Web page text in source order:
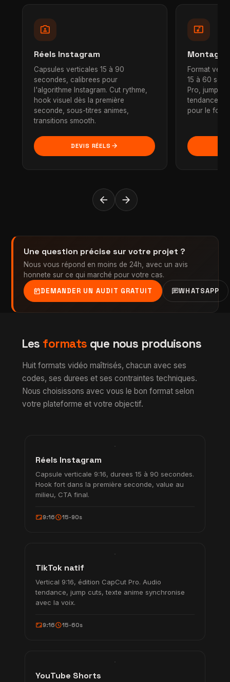
photo_camera_front
Réels Instagram
Capsules verticales 15 à 90
secondes, calibrees pour
l'algorithme Instagram. Cut rythme,
hook visuel dès la première
seconde, sous-titres animes,
transitions smooth.
DEVIS RÉELS arrow_forward
music_video
Montage
Format
15 à 60
Pro, jump
tendance,
pour le for
arrow_back arrow_forward
Une question précise sur votre projet ?
Nous vous répond en moins de 24h, avec un avis
honnete sur ce qui marché pour votre cas.
todayDEMANDER UN AUDIT GRATUIT chatWHATSAPP
Les formats que nous produisons
Huit formats vidéo maîtrisés, chacun avec ses
codes, ses durees et ses contraintes techniques.
Nous choisissons avec vous le bon format selon
votre plateforme et votre objectif.
Réels Instagram
Capsule verticale 9:16, durees 15 à 90 secondes.
Hook fort dans la première seconde, value au
milieu, CTA final.
aspect_ratio9:16schedule15-90s
TikTok natif
Vertical 9:16, édition CapCut Pro. Audio
tendance, jump cuts, texte anime synchronise
avec la voix.
aspect_ratio9:16schedule15-60s
YouTube Shorts